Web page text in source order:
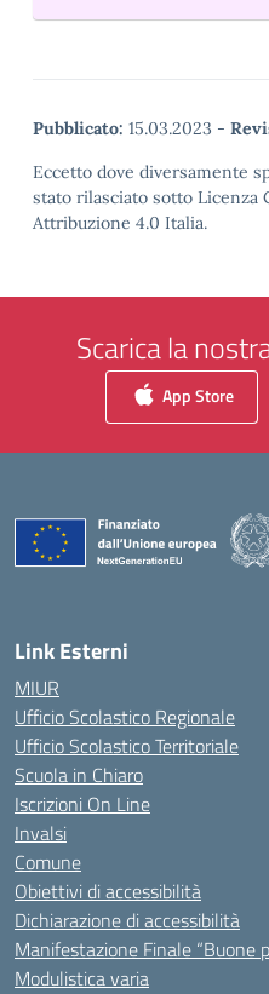
Pubblicato: 15.03.2023 -
Eccetto dove diversamente
stato rilasciato sotto Licenza
Attribuzione 4.0 Italia.
Scarica la
App Store
Link Esterni
MIUR
Ufficio Scolastico Regionale
Ufficio Scolastico Territoriale
Scuola in Chiaro
Iscrizioni On Line
Invalsi
Comune
Obiettivi di accessibilità
Dichiarazione di accessibilità
Manifestazione Finale “Buone
Modulistica varia